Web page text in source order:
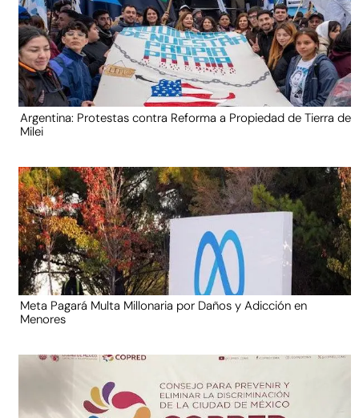
Argentina: Protestas contra Reforma a Propiedad de Tierra de
Milei
Meta Pagará Multa Millonaria por Daños y Adicción en
Menores